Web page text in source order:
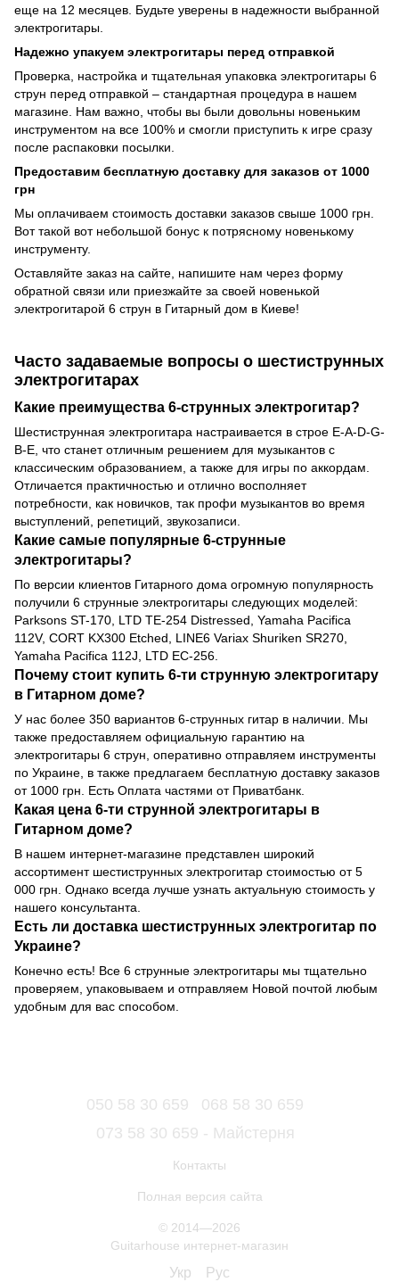
еще на 12 месяцев. Будьте уверены в надежности выбранной
электрогитары.
Надежно упакуем электрогитары перед отправкой
Проверка, настройка и тщательная упаковка электрогитары 6
струн перед отправкой – стандартная процедура в нашем
магазине. Нам важно, чтобы вы были довольны новеньким
инструментом на все 100% и смогли приступить к игре сразу
после распаковки посылки.
Предоставим бесплатную доставку для заказов от 1000
грн
Мы оплачиваем стоимость доставки заказов свыше 1000 грн.
Вот такой вот небольшой бонус к потрясному новенькому
инструменту.
Оставляйте заказ на сайте, напишите нам через форму
обратной связи или приезжайте за своей новенькой
электрогитарой 6 струн в Гитарный дом в Киеве!
Часто задаваемые вопросы о шестиструнных
электрогитарах
Какие преимущества 6-струнных электрогитар?
Шестиструнная электрогитара настраивается в строе E-A-D-G-
B-E, что станет отличным решением для музыкантов с
классическим образованием, а также для игры по аккордам.
Отличается практичностью и отлично восполняет
потребности, как новичков, так профи музыкантов во время
выступлений, репетиций, звукозаписи.
Какие самые популярные 6-струнные
электрогитары?
По версии клиентов Гитарного дома огромную популярность
получили 6 струнные электрогитары следующих моделей:
Parksons ST-170, LTD TE-254 Distressed, Yamaha Pacifica
112V, CORT KX300 Etched, LINE6 Variax Shuriken SR270,
Yamaha Pacifica 112J, LTD EC-256.
Почему стоит купить 6-ти струнную электрогитару
в Гитарном доме?
У нас более 350 вариантов 6-струнных гитар в наличии. Мы
также предоставляем официальную гарантию на
электрогитары 6 струн, оперативно отправляем инструменты
по Украине, в также предлагаем бесплатную доставку заказов
от 1000 грн. Есть Оплата частями от Приватбанк.
Какая цена 6-ти струнной электрогитары в
Гитарном доме?
В нашем интернет-магазине представлен широкий
ассортимент шестиструнных электрогитар стоимостью от 5
000 грн. Однако всегда лучше узнать актуальную стоимость у
нашего консультанта.
Есть ли доставка шестиструнных электрогитар по
Украине?
Конечно есть! Все 6 струнные электрогитары мы тщательно
проверяем, упаковываем и отправляем Новой почтой любым
удобным для вас способом.
050 58 30 659
068 58 30 659
073 58 30 659 - Майстерня
Контакты
Полная версия сайта
© 2014—2026
Guitarhouse интернет-магазин
Укр Рус